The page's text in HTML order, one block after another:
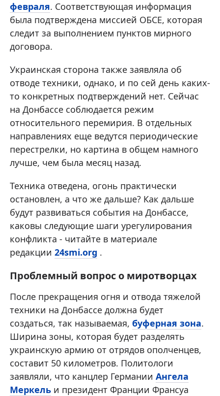
февраля. Соответствующая информация
была подтверждена миссией ОБСЕ, которая
следит за выполнением пунктов мирного
договора.
Украинская сторона также заявляла об
отводе техники, однако, и по сей день каких-
то конкретных подтверждений нет. Сейчас
на Донбассе соблюдается режим
относительного перемирия. В отдельных
направлениях еще ведутся периодические
перестрелки, но картина в общем намного
лучше, чем была месяц назад.
Техника отведена, огонь практически
остановлен, а что же дальше? Как дальше
будут развиваться события на Донбассе,
каковы следующие шаги урегулирования
конфликта - читайте в материале
редакции 24smi.org .
Проблемный вопрос о миротворцах
После прекращения огня и отвода тяжелой
техники на Донбассе должна будет
создаться, так называемая, буферная зона.
Ширина зоны, которая будет разделять
украинскую армию от отрядов ополченцев,
составит 50 километров. Политологи
заявляли, что канцлер Германии Ангела
Меркель и президент Франции Франсуа